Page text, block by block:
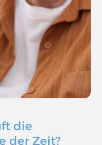
die
der Zeit?